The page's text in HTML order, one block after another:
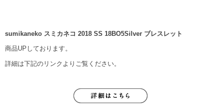
sumikaneko スミカネコ 2018 SS 18BO5Silver ブレスレット
商品UPしております。
詳細は下記のリンクよりご覧ください。